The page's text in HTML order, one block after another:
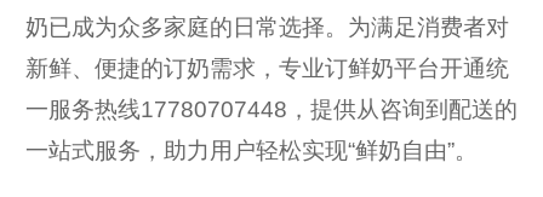
奶已成为众多家庭的日常选择。为满足消费者对
新鲜、便捷的订奶需求，专业订鲜奶平台开通统
一服务热线17780707448，提供从咨询到配送的
一站式服务，助力用户轻松实现“鲜奶自由”。